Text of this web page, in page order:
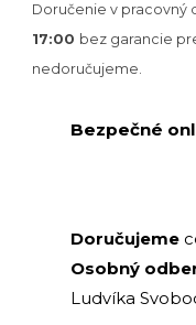
Doručenie v pracovný
17:00 bez garancie
nedoručujeme.
Bezpečné
Doručujeme
Osobný
Ludvíka